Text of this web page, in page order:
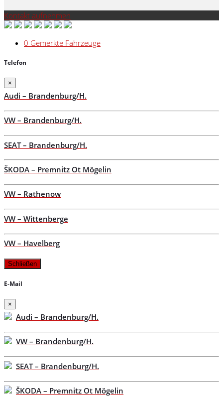
Kontakt aufnehmen
0 Gemerkte Fahrzeuge
Telefon
×
Audi – Brandenburg/H.
VW – Brandenburg/H.
SEAT – Brandenburg/H.
ŠKODA – Premnitz Ot Mögelin
VW – Rathenow
VW – Wittenberge
VW – Havelberg
Schließen
E-Mail
×
Audi – Brandenburg/H.
VW – Brandenburg/H.
SEAT – Brandenburg/H.
ŠKODA – Premnitz Ot Mögelin